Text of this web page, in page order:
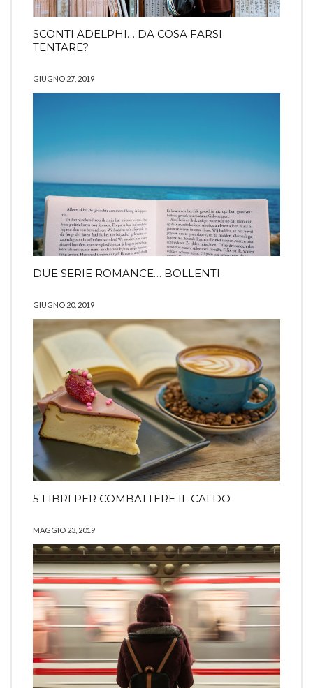
SCONTI ADELPHI… DA COSA FARSI
TENTARE?
GIUGNO 27, 2019
DUE SERIE ROMANCE… BOLLENTI
GIUGNO 20, 2019
5 LIBRI PER COMBATTERE IL CALDO
MAGGIO 23, 2019